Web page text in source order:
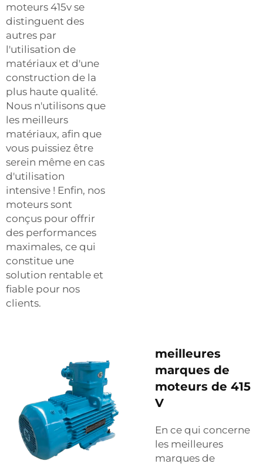
moteurs 415v se
distinguent des
autres par
l'utilisation de
matériaux et d'une
construction de la
plus haute qualité.
Nous n'utilisons que
les meilleurs
matériaux, afin que
vous puissiez être
serein même en cas
d'utilisation
intensive ! Enfin, nos
moteurs sont
conçus pour offrir
des performances
maximales, ce qui
constitue une
solution rentable et
fiable pour nos
clients.
meilleures
marques de
moteurs de 415
V
En ce qui concerne
les meilleures
marques de